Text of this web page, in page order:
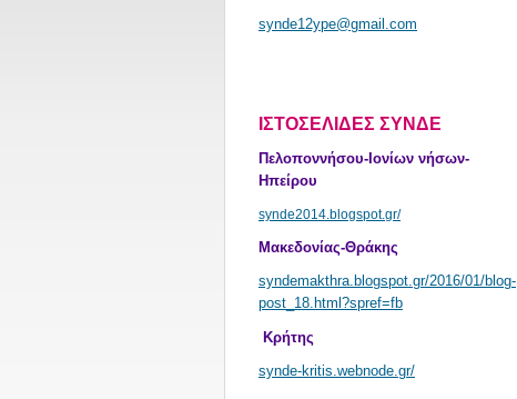
synde12ype@gmail .com
ΙΣΤΟΣΕΛΙΔΕΣ ΣΥΝΔΕ
Πελοποννήσου-Ιονίων νήσων-
Ηπείρου
synde2014.blogspot.gr/
Μακεδονίας-Θράκης
syndemakthra.blogspot.gr/2016/01/blog-
post_18.html?spref=fb
Κρήτης
synde-kritis.webnode.gr/